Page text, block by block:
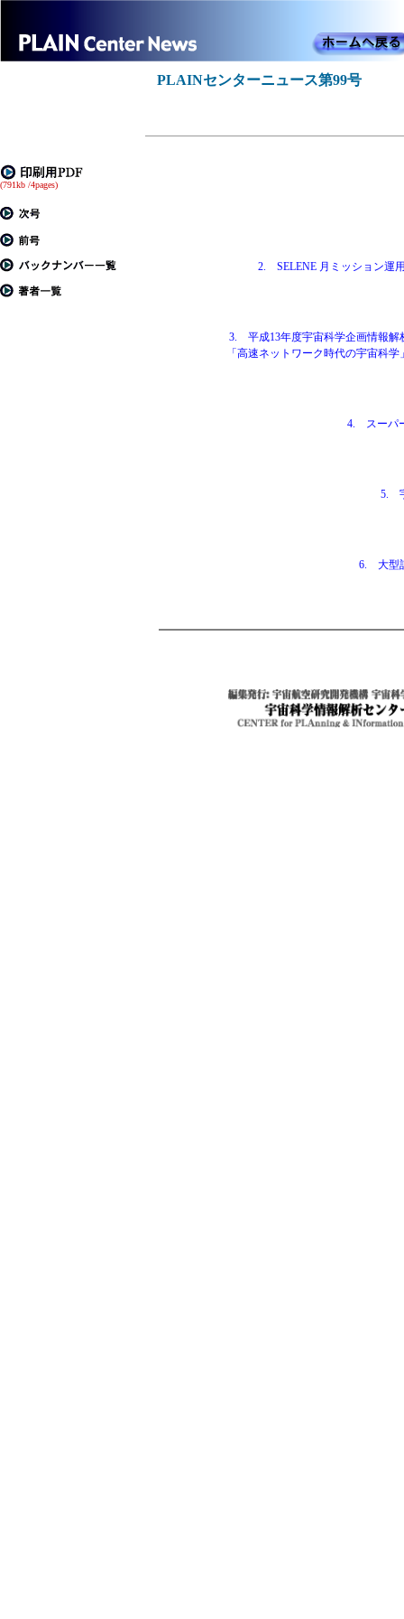
PLAINセンターニュース第99号
2. SELENE 月ミッション運
3. 平成13年度宇宙科学企画情報解
「高速ネットワーク時代の宇宙科
4. スーパ
5.
6. 大型
(791kb /4pages)